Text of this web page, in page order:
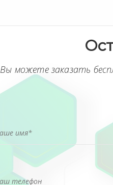
Вы можете заказать